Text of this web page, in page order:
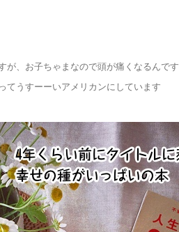
、お子ちゃまなので頭が痛くなるんです
てうすーーいアメリカンにしています